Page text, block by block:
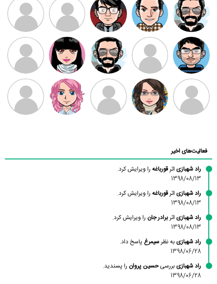
ممدرضا رضا کاظمی زهرا ~ ابتین
سید محمد
موسوی
مهدی فرهمند مهدی سلطانی داود رضیی
طرفدار میلی
بابی براون
کیوان کیانی
سامان راحمی امیردلتا امیروو ملیکا منتظری عارفه داستانپور
فعالیت‌های اخیر
راد شهبازی اثرقورباغه را ویرایش کرد.
1398/08/13
راد شهبازی اثرقورباغه را ویرایش کرد.
1398/08/13
راد شهبازی اثربرادر جان را ویرایش کرد.
1398/08/13
راد شهبازیبه نظرسیمرغ پاسخ داد.
1398/06/28
راد شهبازیبررسیحسین پروان را پسندید.
1398/06/28